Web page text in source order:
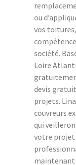
ou
vos
société.
Loire
devis
projets.
couvreurs
qui
votre projet
maintenant